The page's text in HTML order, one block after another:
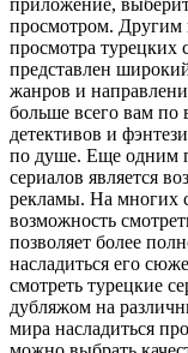
просмотром.
просмотра турецких
представлен
жанров и
больше всего вам
детективов и
по душе. Еще одним
сериалов является
рекламы. На многих
возможность
позволяет более
насладиться его
смотреть турецкие
дубляжом на
мира насладиться